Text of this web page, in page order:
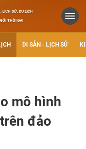
LỊCH SỬ, DU LỊCH
THỜI ĐẠI
DI SẢN - LỊCH SỬ
mô hình
đảo